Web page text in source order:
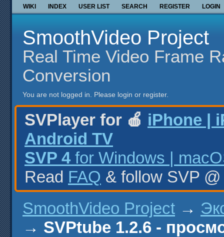
WIKI INDEX USER LIST SEARCH REGISTER LOGIN
SmoothVideo Project
Real Time Video Frame
Conversion
You are not logged in. Please login or register.
SVPlayer for 🍎 iPhone |
Android TV
SVP 4 for Windows |
Read FAQ & follow SVP
SmoothVideo Project →
→ SVPtube 1.2.6 -